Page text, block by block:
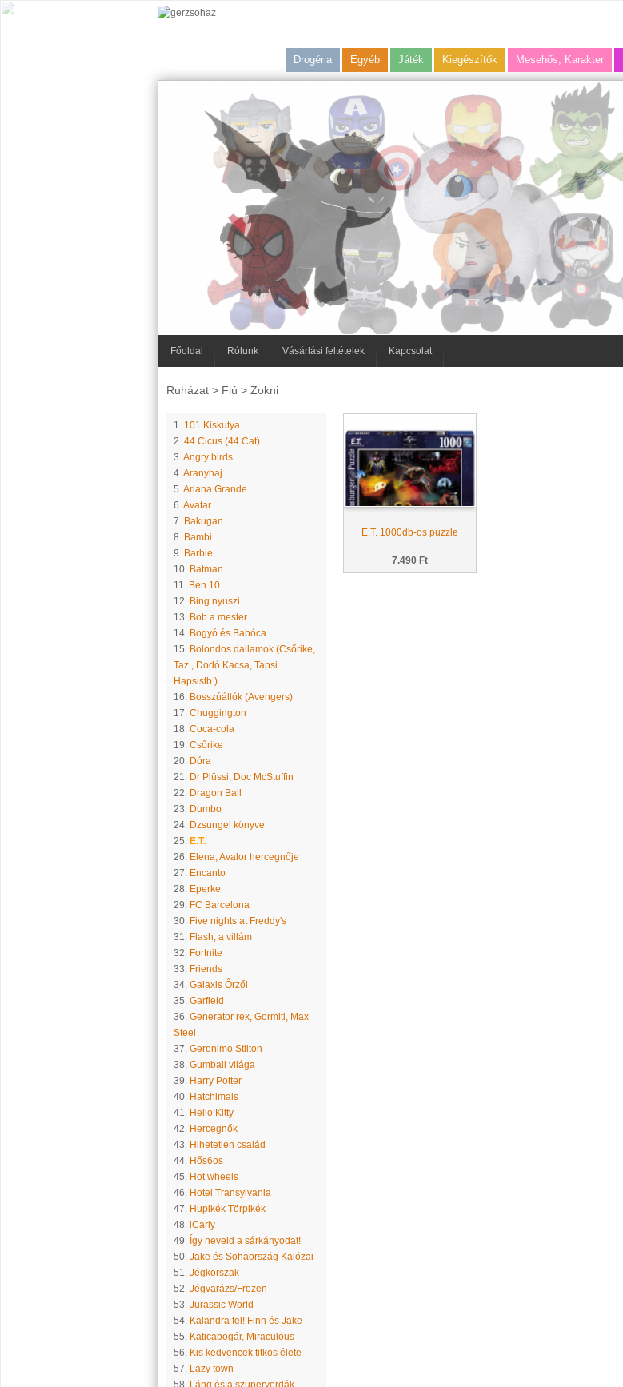
Drogéria Egyéb Játék Kiegészítők Mesehős, Karakter
Főoldal Rólunk Vásárlási feltételek Kapcsolat
Ruházat> Fiú > Zokni
1. 101 Kiskutya
2. 44 Cicus (44 Cat)
3.Angry birds
4.Aranyhaj
5.Ariana Grande
6.Avatar
7. Bakugan
8. Bambi
9. Barbie
10. Batman
11. Ben 10
12. Bing nyuszi
13. Bob a mester
14. Bogyó és Babóca
15. Bolondos dallamok (Csőrike,
Taz , Dodó Kacsa, Tapsi
Hapsistb.)
16. Bosszúállók (Avengers)
17. Chuggington
18. Coca-cola
19. Csőrike
20. Dóra
21. Dr Plüssi, Doc McStuffin
22. Dragon Ball
23. Dumbo
24. Dzsungel könyve
25. E.T.
26. Elena, Avalor hercegnője
27. Encanto
28. Eperke
29. FC Barcelona
30. Five nights at Freddy's
31. Flash, a villám
32. Fortnite
33. Friends
34. Galaxis Őrzői
35. Garfield
36. Generator rex, Gormiti, Max
Steel
37. Geronimo Stilton
38. Gumball világa
39. Harry Potter
40. Hatchimals
41. Hello Kitty
42. Hercegnők
43. Hihetetlen család
44. Hős6os
45. Hot wheels
46. Hotel Transylvania
47. Hupikék Törpikék
48. iCarly
49. Így neveld a sárkányodat!
50. Jake és Sohaország Kalózai
51. Jégkorszak
52. Jégvarázs/Frozen
53. Jurassic World
54. Kalandra fel! Finn és Jake
55. Katicabogár, Miraculous
56. Kis kedvencek titkos élete
57. Lazy town
58. Láng és a szuperverdák
E.T. 1000db-os puzzle
7.490 Ft